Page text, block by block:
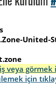
United-
veya
için